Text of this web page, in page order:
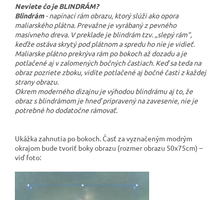
Neviete čo je BLINDRÁM?
Blindrám- napínací rám obrazu, ktorý slúži ako opora
maliarského plátna. Prevažne je vyrábaný z pevného
masívneho dreva. V preklade je blindrám tzv. „slepý rám“,
keďže ostáva skrytý pod plátnom a spredu ho nie je vidieť.
Maliarske plátno prekrýva rám po bokoch až dozadu a je
potlačené aj v zalomených bočných častiach. Keď sa teda na
obraz pozriete zboku, vidíte potlačené aj bočné časti z každej
strany obrazu.
Okrem moderného dizajnu je výhodou blindrámu aj to, že
obraz s blindrámom je hneď pripravený na zavesenie, nie je
potrebné ho dodatočne rámovať.
Ukážka zahnutia po bokoch. Časť za vyznačeným modrým
okrajom bude tvoriť boky obrazu (rozmer obrazu 50x75cm) –
viď foto: